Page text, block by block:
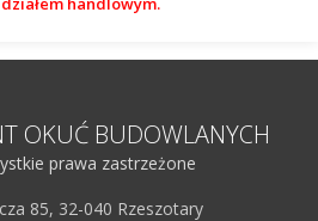
OKUĆ BUDOWLANYCH
prawa zastrzeżone
85, 32-040 Rzeszotary